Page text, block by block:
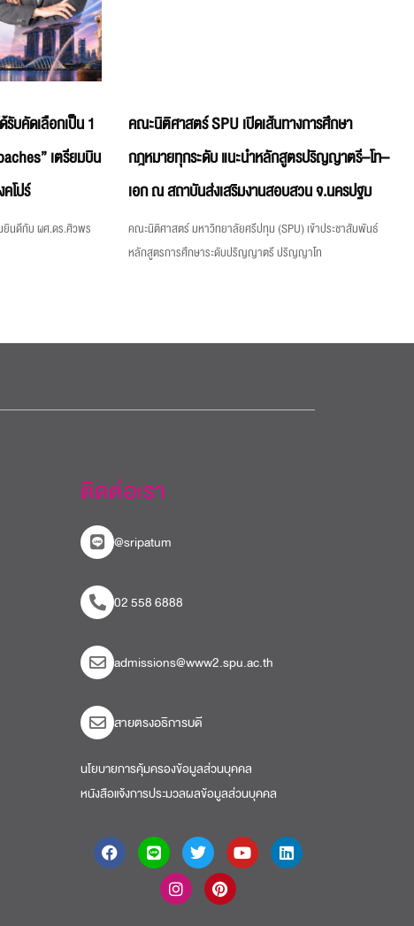
รับคัดเลือกเป็น 1
เตรียมบิน
โปร์
ยินดีกับ ผศ.ดร.ศิวพร
คณะนิติศาสตร์ SPU เปิดเส้นทางการศึกษา
กฎหมายทุกระดับ แนะนำหลักสูตรปริญญาตรี–โท–
เอก ณ สถาบันส่งเสริมงานสอบสวน จ.นครปฐม
คณะนิติศาสตร์ มหาวิทยาลัยศรีปทุม (SPU) เข้าประชาสัมพันธ์
หลักสูตรการศึกษาระดับปริญญาตรี ปริญญาโท
ติดต่อเรา
@sripatum
02 558 6888
admissions@www2.spu.ac.th
สายตรงอธิการบดี​
นโยบายการคุ้มครองข้อมูลส่วนบุคคล
หนังสือแจ้งการประมวลผลข้อมูลส่วนบุคคล